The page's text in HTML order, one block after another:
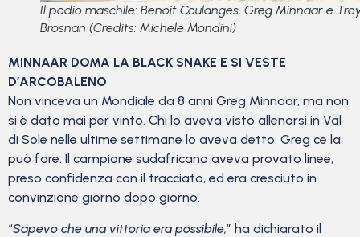
Il podio maschile: Benoit Coulanges, Greg Minnaar e
Brosnan (Credits: Michele Mondini)
MINNAAR DOMA LA BLACK SNAKE E SI VESTE
D’ARCOBALENO
Non vinceva un Mondiale da 8 anni Greg Minnaar, ma non
si è dato mai per vinto. Chi lo aveva visto allenarsi in Val
di Sole nelle ultime settimane lo aveva detto: Greg ce la
può fare. Il campione sudafricano aveva provato linee,
preso confidenza con il tracciato, ed era cresciuto in
convinzione giorno dopo giorno.
“Sapevo che una vittoria era possibile,” ha dichiarato il